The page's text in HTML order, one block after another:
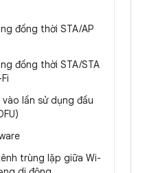
đồng thời STA/AP
đồng thời STA/STA
vào lần sử dụng đầu
trùng lặp giữa Wi-